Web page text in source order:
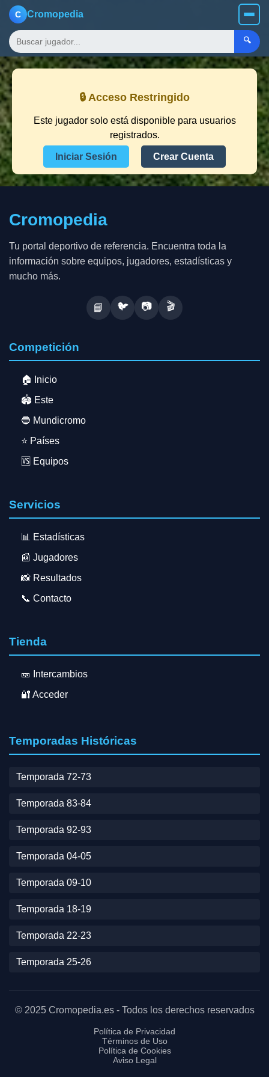
C Cromopedia
🔍
🔒 Acceso Restringido
Este jugador solo está disponible para usuarios
registrados.
Iniciar Sesión Crear Cuenta
Cromopedia
Tu portal deportivo de referencia. Encuentra toda la
información sobre equipos, jugadores, estadísticas y
mucho más.
📘 🐦 📷 🎬
Competición
🏠 Inicio
🏟️ Este
🔵 Mundicromo
⭐ Países
🆚 Equipos
Servicios
📊 Estadísticas
📰 Jugadores
📸 Resultados
📞 Contacto
Tienda
🎫 Intercambios
🔐 Acceder
Temporadas Históricas
Temporada 72-73
Temporada 83-84
Temporada 92-93
Temporada 04-05
Temporada 09-10
Temporada 18-19
Temporada 22-23
Temporada 25-26
© 2025 Cromopedia.es - Todos los derechos reservados
Política de Privacidad
Términos de Uso
Política de Cookies
Aviso Legal